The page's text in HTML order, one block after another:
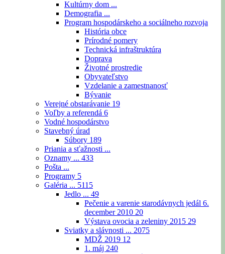
Kultúrny dom ...
Demografia ...
Program hospodárskeho a sociálneho rozvoja
História obce
Prírodné pomery
Technická infraštruktúra
Doprava
Životné prostredie
Obyvateľstvo
Vzdelanie a zamestnanosť
Bývanie
Verejné obstarávanie 19
Voľby a referendá 6
Vodné hospodárstvo
Stavebný úrad
Súbory 189
Priania a sťažnosti ...
Oznamy ... 433
Pošta ...
Programy 5
Galéria ... 5115
Jedlo ... 49
Pečenie a varenie starodávnych jedál 6.
december 2010 20
Výstava ovocia a zeleniny 2015 29
Sviatky a slávnosti ... 2075
MDŽ 2019 12
1. máj 240